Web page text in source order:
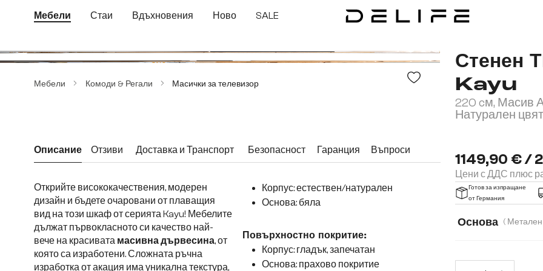
към основното съдържание
Преминете към търсенето
Преминете към основната навигация
Мебели Стаи Вдъхновения Ново SALE
Мебели Комоди & Регали Масички за телевизор
Стенен
Kayu
220 cм, Масив
Натурален цвят
1149,90 € /
Цени с ДДС плюс
Готов за изпращане
от Германия
Основа
Описание Отзиви Доставка и Транспорт Безопасност Гаранция Въпроси
Открийте висококачествения, модерен
дизайн и бъдете очаровани от плаващия
вид на този шкаф от серията Kayu! Мебелите
дължат първокласното си качество най-
вече на красивата масивна дървесина, от
която са изработени. Сложната ръчна
изработка от акация има уникална текстура,
Корпус: естествен/натурален
Основа: бяла
Повърхностно покритие:
Корпус: гладък, запечатан
Основа: прахово покритие